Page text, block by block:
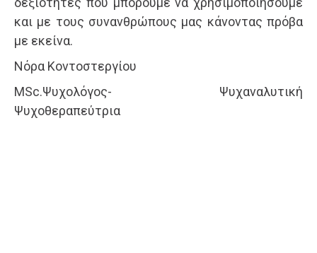
και με τους συνανθρώπους μας κάνοντας πρόβα
με εκείνα.
Νόρα Κοντοστεργίου
MSc.Ψυχολόγος- Ψυχαναλυτική
Ψυχοθεραπεύτρια